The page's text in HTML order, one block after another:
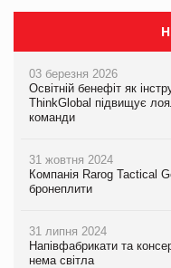
03 березня 2026
Освітній бенефіт як
ThinkGlobal підвищує
команди
31 жовтня 2024
Компанія Rarog Tactical
бронеплити
31 липня 2024
Напівфабрикати та
нема світла